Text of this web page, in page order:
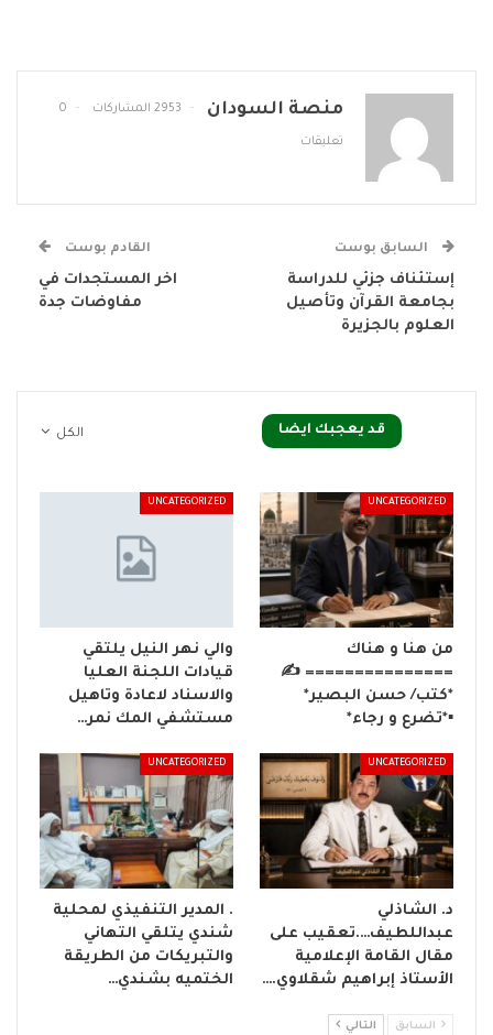
منصة السودان 2953 المشاركات 0
تعليقات
السابق بوست
إستئناف جزئي للدراسة
بجامعة القرآن وتأصيل
العلوم بالجزيرة
القادم بوست
اخر المستجدات في
مفاوضات جدة
الكل قد يعجبك ايضا
UNCATEGORIZED
من هنا و هناك
=============== ✍️
*كتب/ حسن البصير*
▪️*تضرع و رجاء*
UNCATEGORIZED
والي نهر النيل يلتقي
قيادات اللجنة العليا
والاسناد لاعادة وتاهيل
مستشفي المك نمر…
UNCATEGORIZED
د. الشاذلي
عبداللطيف….تعقيب على
مقال القامة الإعلامية
الأستاذ إبراهيم شقلاوي.…
UNCATEGORIZED
. المدير التنفيذي لمحلية
شندي يتلقي التهاني
والتبريكات من الطريقة
الختميه بشندي…
السابق التالي